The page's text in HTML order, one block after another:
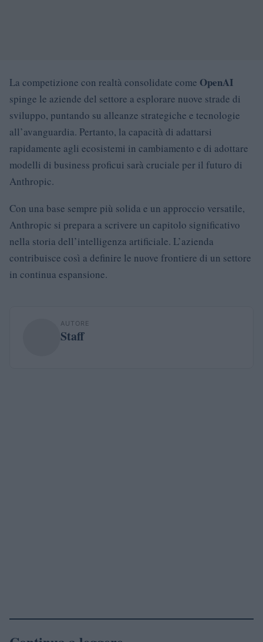
La competizione con realtà consolidate come OpenAI
spinge le aziende del settore a esplorare nuove strade di
sviluppo, puntando su alleanze strategiche e tecnologie
all’avanguardia. Pertanto, la capacità di adattarsi
rapidamente agli ecosistemi in cambiamento e di adottare
modelli di business proficui sarà cruciale per il futuro di
Anthropic.
Con una base sempre più solida e un approccio versatile,
Anthropic si prepara a scrivere un capitolo significativo
nella storia dell’intelligenza artificiale. L’azienda
contribuisce così a definire le nuove frontiere di un settore
in continua espansione.
AUTORE
Staff